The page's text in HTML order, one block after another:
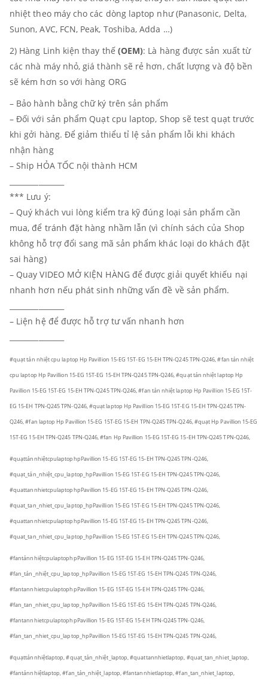
nhiệt theo máy cho các dòng laptop như (Panasonic, Delta,
Sunon, AVC, FCN, Peak, Toshiba, Adda …)
2) Hàng Linh kiện thay thế (OEM): Là hàng được sản xuất từ
các nhà máy nhỏ, giá thành sẽ rẻ hơn, chất lượng và độ bền
sẽ kém hơn so với hàng ORG
– Bảo hành bằng chữ ký trên sản phẩm
– Đối với sản phẩm Quạt cpu laptop, Shop sẽ test quạt trước
khi gởi hàng. Để giảm thiểu tỉ lệ sản phẩm lỗi khi khách
nhận hàng
– Ship HỎA TỐC nội thành HCM
*** Lưu ý:
– Quý khách vui lòng kiểm tra kỹ đúng loại sản phẩm cần
mua, để tránh đặt hàng nhầm lẫn (vì chính sách của Shop
không hỗ trợ đổi sang mã sản phẩm khác loại do khách đặt
sai hàng)
– Quay VIDEO MỞ KIỆN HÀNG để được giải quyết khiếu nại
nhanh hơn nếu phát sinh những vấn đề về sản phẩm.
– Liện hệ để được hỗ trợ tư vấn nhanh hơn
#quạt tản nhiệt cpu laptop Hp Pavillion 15-EG 15T-EG 15-EH TPN-Q245 TPN-Q246, #fan tản nhiệt
cpu laptop Hp Pavillion 15-EG 15T-EG 15-EH TPN-Q245 TPN-Q246, #quạt tản nhiệt laptop Hp
Pavillion 15-EG 15T-EG 15-EH TPN-Q245 TPN-Q246, #fan tản nhiệt laptop Hp Pavillion 15-EG 15T-
EG 15-EH TPN-Q245 TPN-Q246, #quạt laptop Hp Pavillion 15-EG 15T-EG 15-EH TPN-Q245 TPN-
Q246, #fan laptop Hp Pavillion 15-EG 15T-EG 15-EH TPN-Q245 TPN-Q246, #quạt Hp Pavillion 15-EG
15T-EG 15-EH TPN-Q245 TPN-Q246, #fan Hp Pavillion 15-EG 15T-EG 15-EH TPN-Q245 TPN-Q246,
#quạttảnnhiệtcpulaptophpPavillion 15-EG 15T-EG 15-EH TPN-Q245 TPN-Q246,
#quạt_tản_nhiệt_cpu_laptop_hpPavillion 15-EG 15T-EG 15-EH TPN-Q245 TPN-Q246,
#quattannhietcpulaptophpPavillion 15-EG 15T-EG 15-EH TPN-Q245 TPN-Q246,
#quat_tan_nhiet_cpu_laptop_hpPavillion 15-EG 15T-EG 15-EH TPN-Q245 TPN-Q246,
#quattannhietcpulaptophpPavillion 15-EG 15T-EG 15-EH TPN-Q245 TPN-Q246,
#quat_tan_nhiet_cpu_laptop_hpPavillion 15-EG 15T-EG 15-EH TPN-Q245 TPN-Q246,
#fantảnnhiệtcpulaptophpPavillion 15-EG 15T-EG 15-EH TPN-Q245 TPN-Q246,
#fan_tản_nhiệt_cpu_laptop_hpPavillion 15-EG 15T-EG 15-EH TPN-Q245 TPN-Q246,
#fantannhietcpulaptophpPavillion 15-EG 15T-EG 15-EH TPN-Q245 TPN-Q246,
#fan_tan_nhiet_cpu_laptop_hpPavillion 15-EG 15T-EG 15-EH TPN-Q245 TPN-Q246,
#fantannhietcpulaptophpPavillion 15-EG 15T-EG 15-EH TPN-Q245 TPN-Q246,
#fan_tan_nhiet_cpu_laptop_hpPavillion 15-EG 15T-EG 15-EH TPN-Q245 TPN-Q246,
#quạttảnnhiệtlaptop, #quạt_tản_nhiệt_laptop, #quattannhietlaptop, #quat_tan_nhiet_laptop,
#fantảnnhiệtlaptop, #fan_tản_nhiệt_laptop, #fantannhietlaptop, #fan_tan_nhiet_laptop,